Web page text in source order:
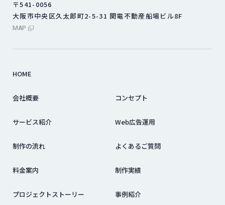
〒541-0056
大阪市中央区久太郎町2-5-31 関電不動産船場ビル8F
MAP外部サイトにリンクします
HOME
会社概要 コンセプト
サービス紹介 Web広告運用
制作の流れ よくあるご質問
料金案内 制作実績
プロジェクトストーリー 事例紹介